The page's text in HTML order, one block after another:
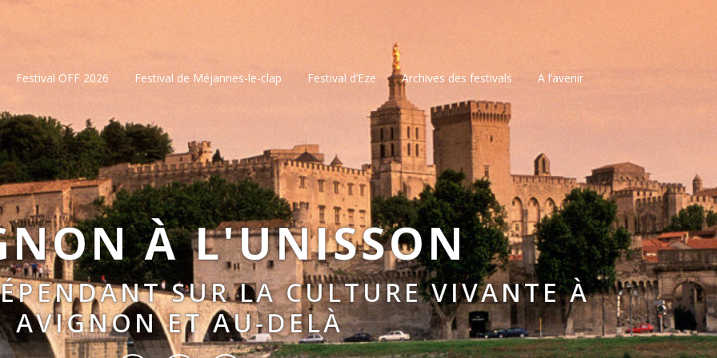
Festival OFF 2026 Festival de Méjannes-le-clap Festival d’Eze Archives des festivals A l’avenir
À L'UNISSON
SUR LA CULTURE VIVANTE À
AVIGNON ET AU-DELÀ